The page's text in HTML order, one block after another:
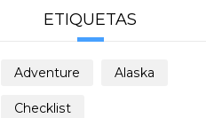
ETIQUETAS
Adventure Alaska
Checklist